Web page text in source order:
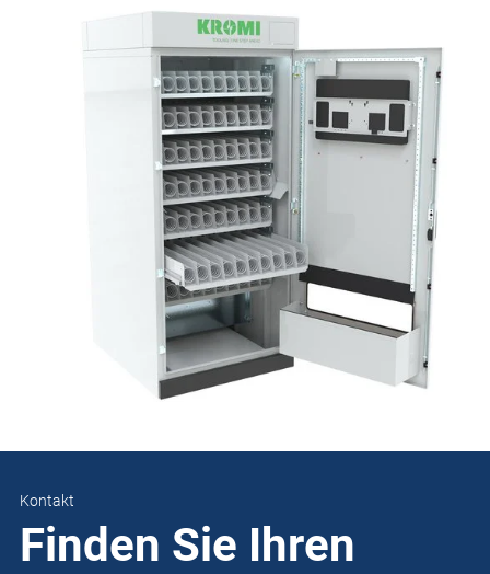
Kontakt
Finden Sie Ihren